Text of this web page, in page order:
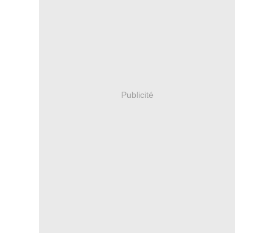
Publicité